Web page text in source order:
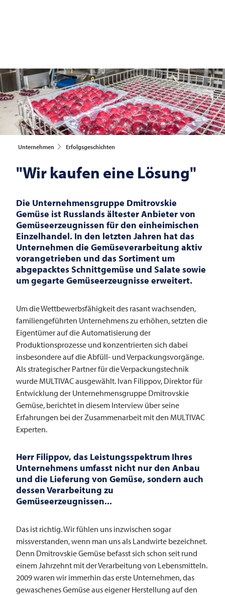
Unternehmen Erfolgsgeschichten
"Wir kaufen eine Lösung"
Die Unternehmensgruppe Dmitrovskie
Gemüse ist Russlands ältester Anbieter von
Gemüseerzeugnissen für den einheimischen
Einzelhandel. In den letzten Jahren hat das
Unternehmen die Gemüseverarbeitung aktiv
vorangetrieben und das Sortiment um
abgepacktes Schnittgemüse und Salate sowie
um gegarte Gemüseerzeugnisse erweitert.
Um die Wettbewerbsfähigkeit des rasant wachsenden,
familiengeführten Unternehmens zu erhöhen, setzten die
Eigentümer auf die Automatisierung der
Produktionsprozesse und konzentrierten sich dabei
insbesondere auf die Abfüll- und Verpackungsvorgänge.
Als strategischer Partner für die Verpackungstechnik
wurde MULTIVACausgewählt. Ivan Filippov, Direktor für
Entwicklung der Unternehmensgruppe Dmitrovskie
Gemüse, berichtet in diesem Interview über seine
Erfahrungen bei der Zusammenarbeit mit den MULTIVAC
Experten.
Herr Filippov, das Leistungsspektrum Ihres
Unternehmens umfasst nicht nur den Anbau
und die Lieferung von Gemüse, sondern auch
dessen Verarbeitung zu
Gemüseerzeugnissen...
Das ist richtig. Wir fühlen uns inzwischen sogar
missverstanden, wenn man uns als Landwirte bezeichnet.
Denn Dmitrovskie Gemüse befasst sich schon seit rund
einem Jahrzehnt mit der Verarbeitung von Lebensmitteln.
2009 waren wir immerhin das erste Unternehmen, das
gewaschenes Gemüse aus eigener Herstellung auf den